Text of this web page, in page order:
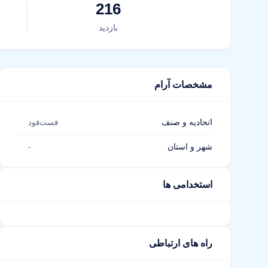
216
بازدید
مشخصات آرام
اتحادیه و صنف فست‌فود
شهر و استان -
استخدامی ها
راه های ارتباطی